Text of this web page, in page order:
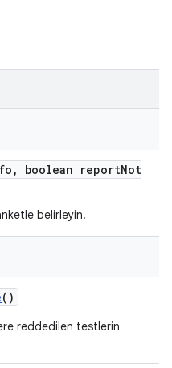
, boolean reportNot
belirleyin.
()
reddedilen testlerin